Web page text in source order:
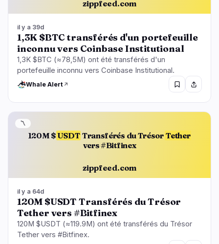
zippfeed.com
il y a 39d
1,3K $BTC transférés d'un portefeuille
inconnu vers Coinbase Institutional
1,3K $BTC (≈78,5M) ont été transférés d'un
portefeuille inconnu vers Coinbase Institutional.
Whale Alert
120M $USDT Transférés du Trésor Tether
vers #Bitfinex
zippfeed.com
〽️
il y a 64d
120M $USDT Transférés du Trésor
Tether vers #Bitfinex
120M $USDT (≈119.9M) ont été transférés du Trésor
Tether vers #Bitfinex.